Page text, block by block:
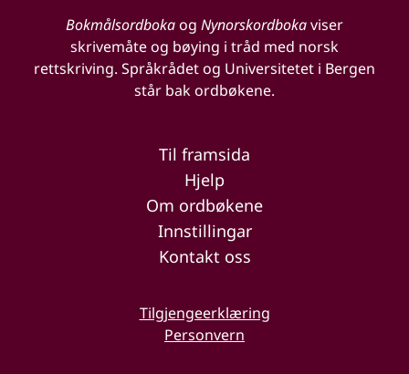
Bokmålsordbokaog Nynorskordbokaviser
skrivemåte og bøying i tråd med norsk
rettskriving. Språkrådet og Universitetet i Bergen
står bak ordbøkene.
Til framsida
Hjelp
Om ordbøkene
Innstillingar
Kontakt oss
Tilgjengeerklæring
Personvern